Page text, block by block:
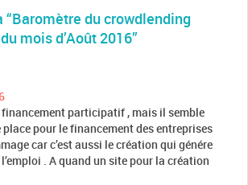
“Baromètre du crowdlending
mois d’Août 2016”
financement participatif , mais il semble
place pour le financement des entreprises
car c’est aussi le création qui génére
. A quand un site pour la création